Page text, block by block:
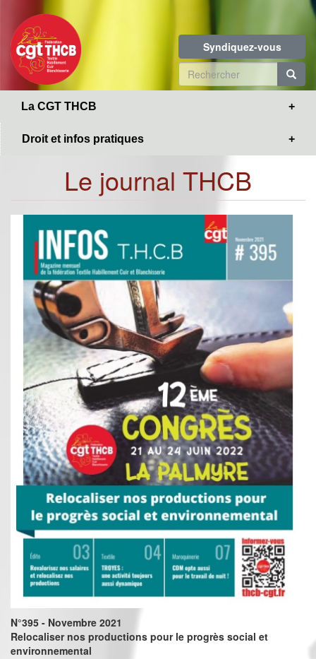
contenu
principal
Syndiquez-vous
Formulaire
de
La CGT THCB
Droit et infos pratiques
Le journal THCB
N°395 - Novembre 2021
Relocaliser nos productions pour le progrès social et
environnemental